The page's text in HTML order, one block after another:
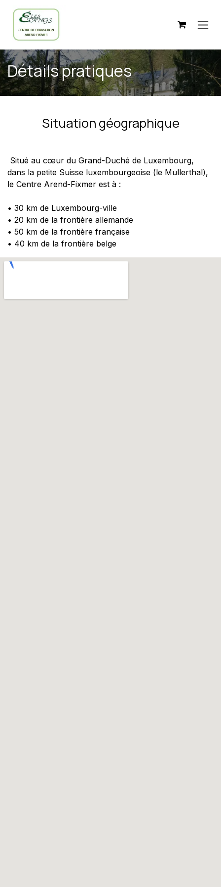
Détails pratiques
Situation géographique
Situé au cœur du Grand-Duché de Luxembourg,
dans la petite Suisse luxembourgeoise (le Mullerthal),
le Centre Arend-Fixmer est à :
• 30 km de Luxembourg-ville
• 20 km de la frontière allemande
• 50 km de la frontière française
• 40 km de la frontière belge